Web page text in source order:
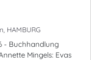
HAMBURG
- Buchhandlung
Mingels: Evas